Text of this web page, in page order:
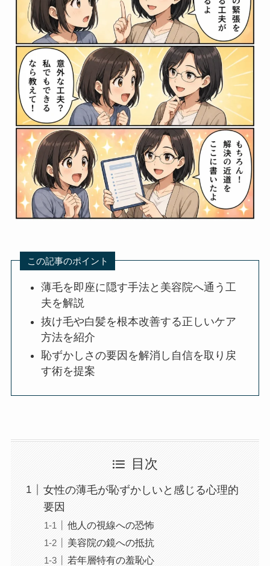
この記事のポイント
薄毛を即座に隠す手法と美容院へ通う工
夫を解説
抜け毛や白髪を根本改善する正しいケア
方法を紹介
恥ずかしさの要因を解消し自信を取り戻
す術を提案
目次
女性の薄毛が恥ずかしいと感じる心理的
要因
他人の視線への恐怖
美容院の鏡への抵抗
若年層特有の羞恥心